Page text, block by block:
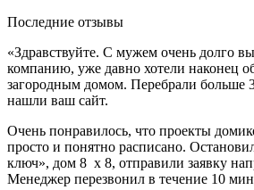
Последние отзывы
«Здравствуйте. С мужем очень долго
компанию, уже давно хотели наконец
загородным домом. Перебрали больше
нашли ваш сайт.
Очень понравилось, что проекты
просто и понятно расписано.
ключ», дом 8 х 8, отправили заявку
Менеджер перезвонил в течение 10